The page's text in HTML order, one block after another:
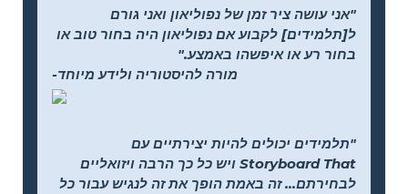
"אני עושה ציר זמן של נפוליאון ואני גורם
ל[תלמידים] לקבוע אם נפוליאון היה בחור טוב או
בחור רע או איפשהו באמצע."
-מורה להיסטוריה ולידע מיוחד
"תלמידים יכולים להיות יצירתיים עם
Storyboard That ויש כל כך הרבה ויזואליים
לבחירתם... זה באמת הופך את זה לנגיש עבור כל